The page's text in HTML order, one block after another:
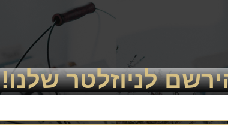
לתרומה לחצו כאן
לניוזלטר שלנו!